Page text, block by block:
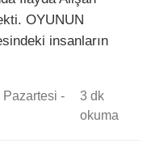
OYUNUN
insanların
Pazartesi -
3 dk
okuma